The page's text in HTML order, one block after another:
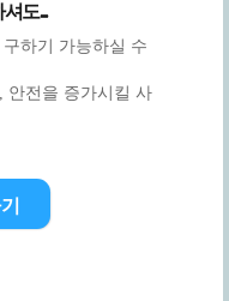
도...
하기 가능하실 수
안전을 증가시킬 사